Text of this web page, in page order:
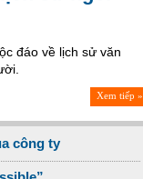
đáo về lịch sử văn
Xem tiếp »
công ty